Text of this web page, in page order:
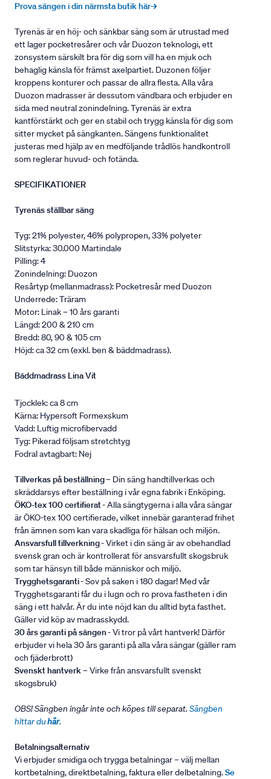
Prova sängen i din närmsta butik här→
Tyrenäs är en höj- och sänkbar säng som är utrustad med
ett lager pocketresårer och vår Duozon teknologi, ett
zonsystem särskilt bra för dig som vill ha en mjuk och
behaglig känsla för främst axelpartiet. Duzonen följer
kroppens konturer och passar de allra flesta. Alla våra
Duozon madrasser är dessutom vändbara och erbjuder en
sida med neutral zonindelning. Tyrenäs är extra
kantförstärkt och ger en stabil och trygg känsla för dig som
sitter mycket på sängkanten. Sängens funktionalitet
justeras med hjälp av en medföljande trådlös handkontroll
som reglerar huvud- och fotända.
SPECIFIKATIONER
Tyrenäs ställbar säng
Tyg: 21% polyester, 46% polypropen, 33% polyeter
Slitstyrka: 30.000 Martindale
Pilling: 4
Zonindelning: Duozon
Resårtyp (mellanmadrass): Pocketresår med Duozon
Underrede: Träram
Motor: Linak – 10 års garanti
Längd: 200 & 210 cm
Bredd: 80, 90 & 105 cm
Höjd: ca 32 cm (exkl. ben & bäddmadrass).
Bäddmadrass Lina Vit
Tjocklek: ca 8 cm
Kärna: Hypersoft Formexskum
Vadd: Luftig microfibervadd
Tyg: Pikerad följsam stretchtyg
Fodral avtagbart: Nej
Tillverkas på beställning– Din säng handtillverkas och
skräddarsys efter beställning i vår egna fabrik i Enköping.
ÖKO-tex 100 certifierat- Alla sängtygerna i alla våra sängar
är ÖKO-tex 100 certifierade, vilket innebär garanterad frihet
från ämnen som kan vara skadliga för hälsan och miljön.
Ansvarsfull tillverkning- Virket i din säng är av obehandlad
svensk gran och är kontrollerat för ansvarsfullt skogsbruk
som tar hänsyn till både människor och miljö.
Trygghetsgaranti- Sov på saken i 180 dagar! Med vår
Trygghetsgaranti får du i lugn och ro prova fastheten i din
säng i ett halvår. Är du inte nöjd kan du alltid byta fasthet.
Gäller vid köp av madrasskydd.
30 års garanti på sängen- Vi tror på vårt hantverk! Därför
erbjuder vi hela 30 års garanti på alla våra sängar (gäller ram
och fjäderbrott)
Svenskt hantverk– Virke från ansvarsfullt svenskt
skogsbruk)
OBS! Sängben ingår inte och köpes till separat. Sängben
hittar duhär.
Betalningsalternativ
Vi erbjuder smidiga och trygga betalningar – välj mellan
kortbetalning, direktbetalning, faktura eller delbetalning.Se